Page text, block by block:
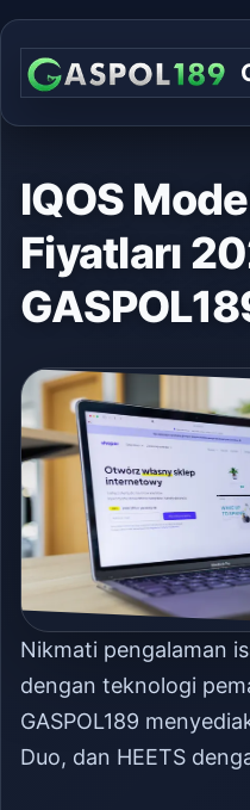
IQOS
Fiyatları
Nikmati pengalaman
dengan teknologi
GASPOL189
Duo, dan HEETS